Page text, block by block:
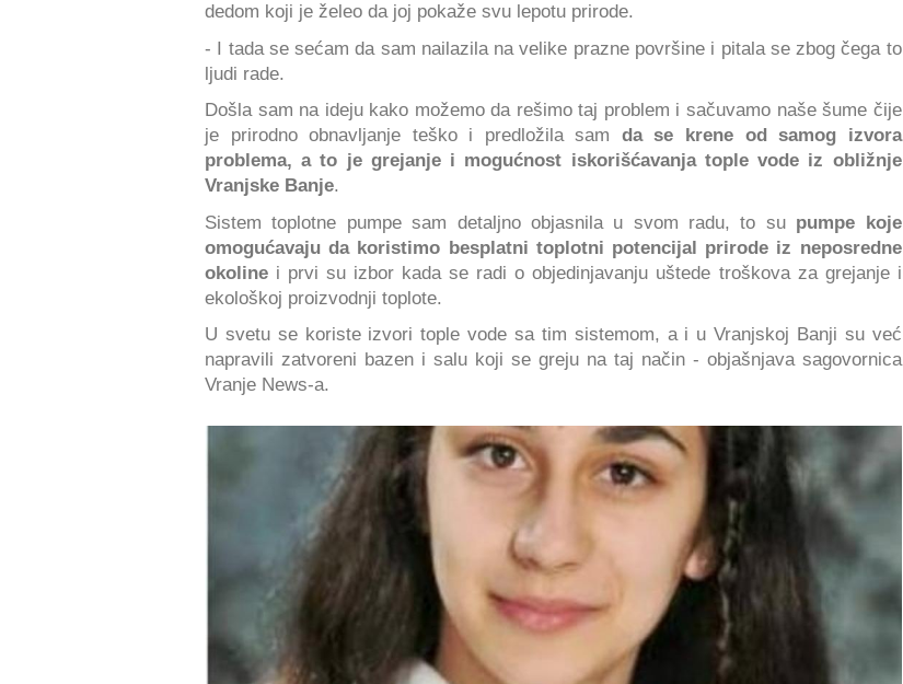
dedom koji je želeo da joj pokaže svu lepotu prirode.
- I tada se sećam da sam nailazila na velike prazne površine i pitala se zbog čega to
ljudi rade.
Došla sam na ideju kako možemo da rešimo taj problem i sačuvamo naše šume čije
je prirodno obnavljanje teško i predložila sam da se krene od samog izvora
problema, a to je grejanje i mogućnost iskorišćavanja tople vode iz obližnje
Vranjske Banje.
Sistem toplotne pumpe sam detaljno objasnila u svom radu, to su pumpe koje
omogućavaju da koristimo besplatni toplotni potencijal prirode iz neposredne
okoline i prvi su izbor kada se radi o objedinjavanju uštede troškova za grejanje i
ekološkoj proizvodnji toplote.
U svetu se koriste izvori tople vode sa tim sistemom, a i u Vranjskoj Banji su već
napravili zatvoreni bazen i salu koji se greju na taj način - objašnjava sagovornica
Vranje News-a.